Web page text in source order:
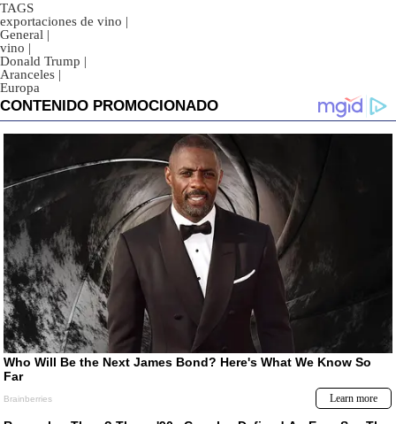
TAGS
exportaciones de vino |
General |
vino |
Donald Trump |
Aranceles |
Europa